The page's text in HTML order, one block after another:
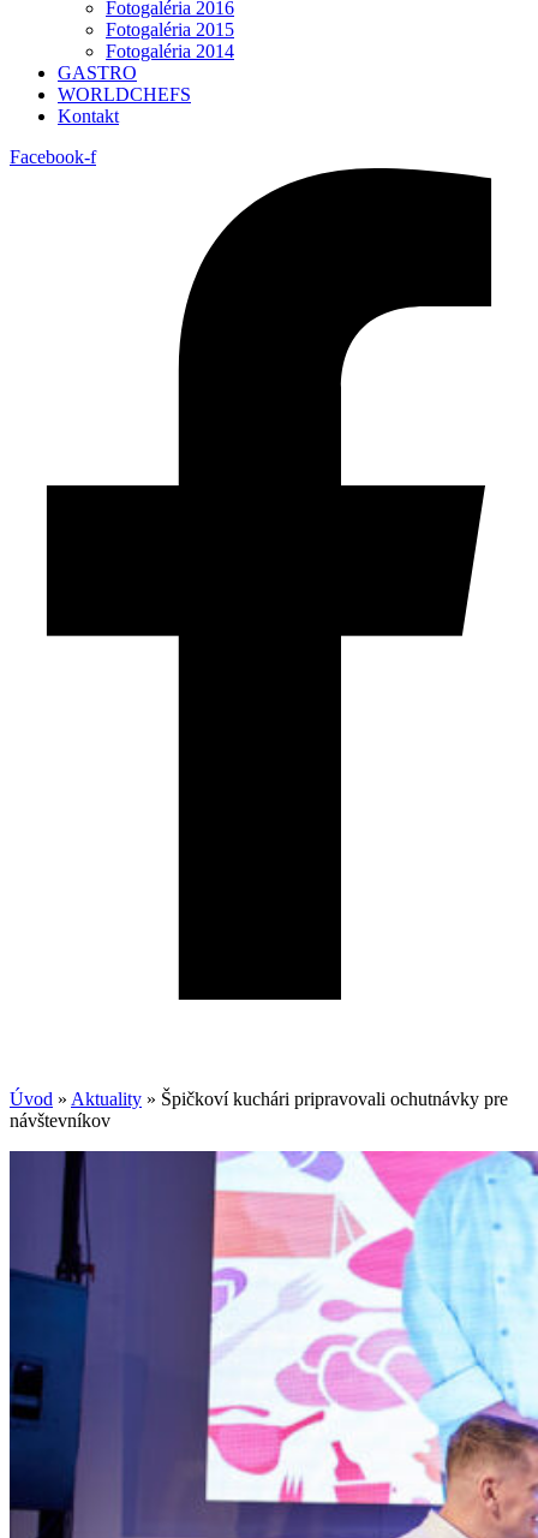
Fotogaléria 2016
Fotogaléria 2015
Fotogaléria 2014
GASTRO
WORLDCHEFS
Kontakt
Facebook-f
Úvod » Aktuality » Špičkoví kuchári pripravovali ochutnávky pre
návštevníkov